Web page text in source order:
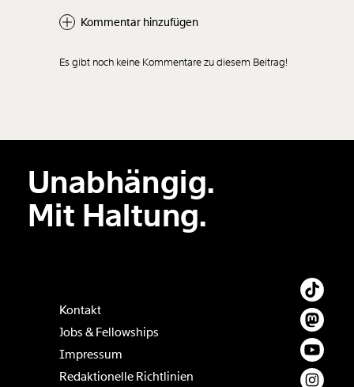
Kommentar hinzufügen
Der Inhalt dieses Feldes wird nicht öffentlich zugänglich angezeigt.
Es gibt noch keine Kommentare zu diesem Beitrag!
Unabhängig.
Mit Haltung.
Kontakt
Jobs & Fellowships
Impressum
Redaktionelle Richtlinien